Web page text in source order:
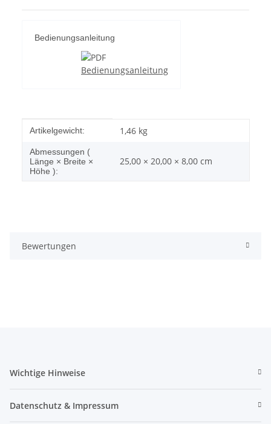
Bedienungsanleitung
Bedienungsanleitung
Produkteigenschaft
Wert
Artikelgewicht: 1,46 kg
Abmessungen (
Länge × Breite ×
Höhe ):
25,00 × 20,00 × 8,00 cm
Bewertungen
Wichtige Hinweise
Datenschutz & Impressum